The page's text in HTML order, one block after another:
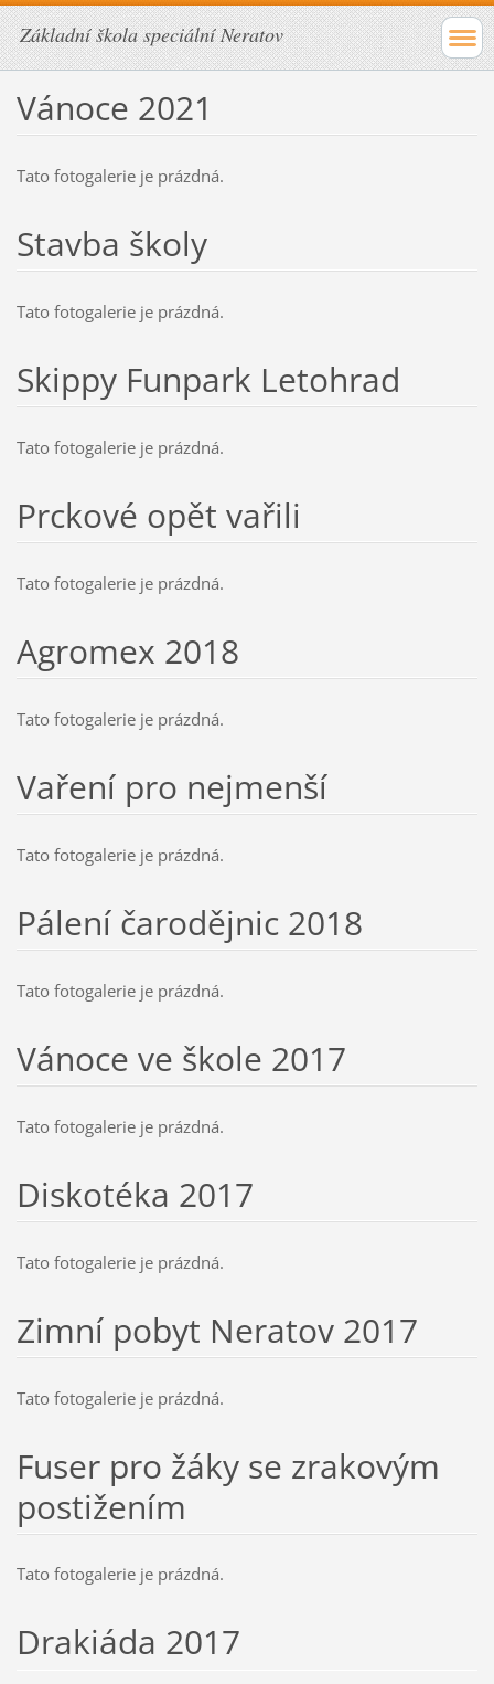
Základní škola speciální Neratov
Vánoce 2021
Tato fotogalerie je prázdná.
Stavba školy
Tato fotogalerie je prázdná.
Skippy Funpark Letohrad
Tato fotogalerie je prázdná.
Prckové opět vařili
Tato fotogalerie je prázdná.
Agromex 2018
Tato fotogalerie je prázdná.
Vaření pro nejmenší
Tato fotogalerie je prázdná.
Pálení čarodějnic 2018
Tato fotogalerie je prázdná.
Vánoce ve škole 2017
Tato fotogalerie je prázdná.
Diskotéka 2017
Tato fotogalerie je prázdná.
Zimní pobyt Neratov 2017
Tato fotogalerie je prázdná.
Fuser pro žáky se zrakovým
postižením
Tato fotogalerie je prázdná.
Drakiáda 2017